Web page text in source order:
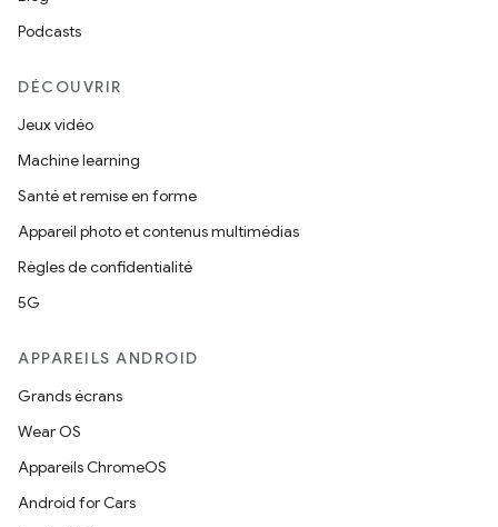
Podcasts
DÉCOUVRIR
Jeux vidéo
Machine learning
Santé et remise en forme
Appareil photo et contenus multimédias
Règles de confidentialité
5G
APPAREILS ANDROID
Grands écrans
Wear OS
Appareils ChromeOS
Android for Cars